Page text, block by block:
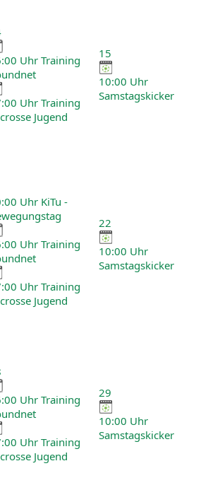
Uhr Training
Uhr Training
Jugend
15
10:00 Uhr
Samstagskicker
Uhr KiTu -
Uhr Training
Uhr Training
Jugend
22
10:00 Uhr
Samstagskicker
Uhr Training
Uhr Training
Jugend
29
10:00 Uhr
Samstagskicker